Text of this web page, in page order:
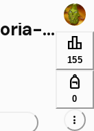
y
leaderboard
155
personal_bag
0
more_vert